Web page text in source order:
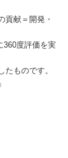
貢献＝開発・
360度評価を実
たものです。